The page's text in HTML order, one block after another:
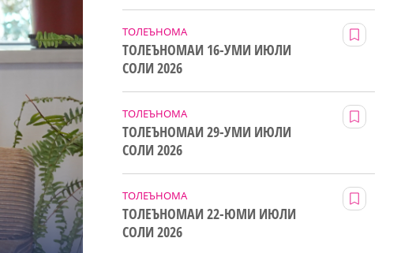
ТОЛЕЪНОМА
ТОЛЕЪНОМАИ 16-УМИ ИЮЛИ
СОЛИ 2026
ТОЛЕЪНОМА
ТОЛЕЪНОМАИ 29-УМИ ИЮЛИ
СОЛИ 2026
ТОЛЕЪНОМА
ТОЛЕЪНОМАИ 22-ЮМИ ИЮЛИ
СОЛИ 2026